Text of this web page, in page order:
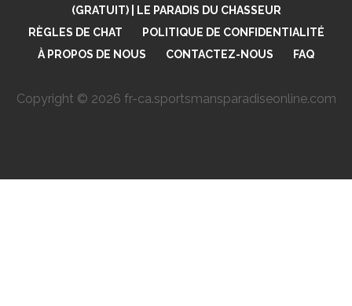
(GRATUIT) | LE PARADIS DU CHASSEUR
RÈGLES DE CHAT
POLITIQUE DE CONFIDENTIALITÉ
À PROPOS DE NOUS
CONTACTEZ-NOUS FAQ
Copyright © 2026 fr-ca.sportsmansparadiseonline.com